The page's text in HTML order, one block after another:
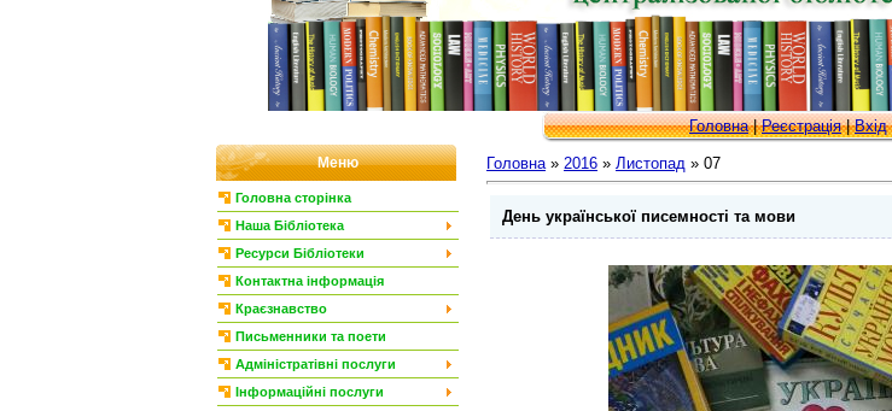
Головна|Реєстрація|Вхід
Меню
Головна сторінка
Наша Бібліотека
Ресурси Бібліотеки
Контактна інформація
Краєзнавство
Письменники та поети
Адміністратівні послуги
Інформаційні послуги
Головна» 2016 » Листопад » 07
День української писемності та мови